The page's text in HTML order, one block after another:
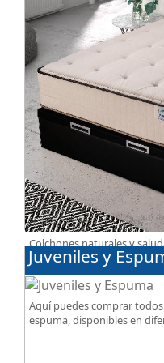
Colchones naturales y
algodón, lana, BIO, soja,
excepcional al mejor precio.
Juveniles y
Aquí puedes comprar
espuma, disponibles en